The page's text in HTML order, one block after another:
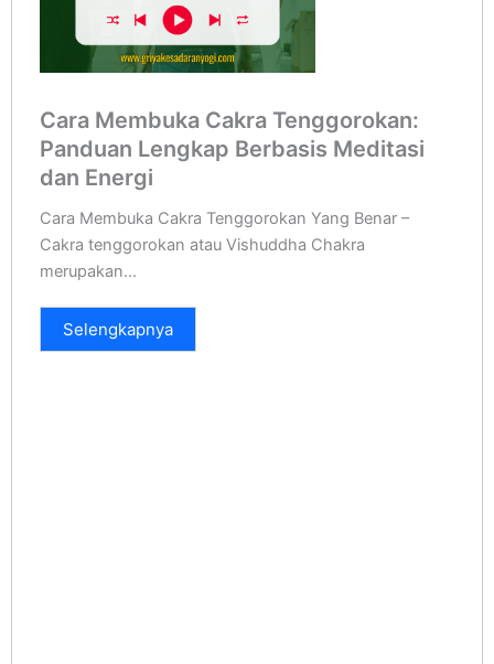
Cara Membuka Cakra Tenggorokan:
Panduan Lengkap Berbasis Meditasi
dan Energi
Cara Membuka Cakra Tenggorokan Yang Benar –
Cakra tenggorokan atau Vishuddha Chakra
merupakan...
Selengkapnya